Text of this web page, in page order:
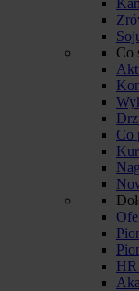
Co
Co
HR